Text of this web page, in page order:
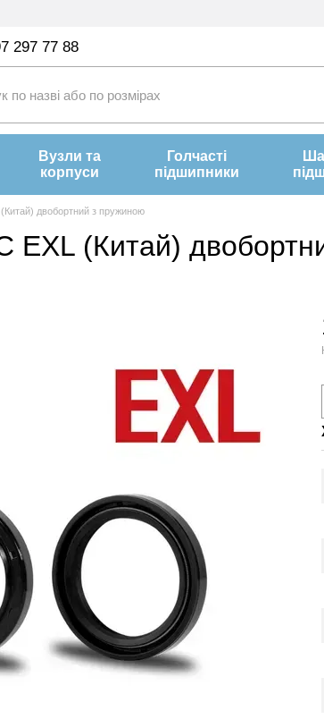
297 77 88
Вузли та
корпуси
Голчасті
підшипники
двобортний з пружиною
EXL (Китай)